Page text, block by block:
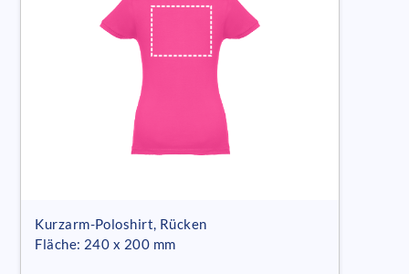
Kurzarm-Poloshirt, Rücken
Fläche: 240 x 200 mm